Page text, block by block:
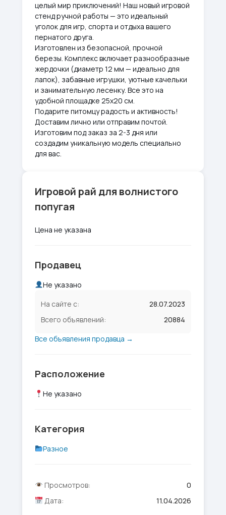
целый мир приключений! Наш новый игровой
стенд ручной работы — это идеальный
уголок для игр, спорта и отдыха вашего
пернатого друга.
Изготовлен из безопасной, прочной
березы. Комплекс включает разнообразные
жердочки (диаметр 12 мм — идеально для
лапок), забавные игрушки, уютные качельки
и занимательную лесенку. Все это на
удобной площадке 25х20 см.
Подарите питомцу радость и активность!
Доставим лично или отправим почтой.
Изготовим под заказ за 2-3 дня или
создадим уникальную модель специально
для вас.
Игровой рай для волнистого
попугая
Цена не указана
Продавец
Не указано
На сайте с:
28.07.2023
Всего объявлений:
20884
Все объявления продавца →
Расположение
Не указано
Категория
Разное
Просмотров:
0
Дата:
11.04.2026